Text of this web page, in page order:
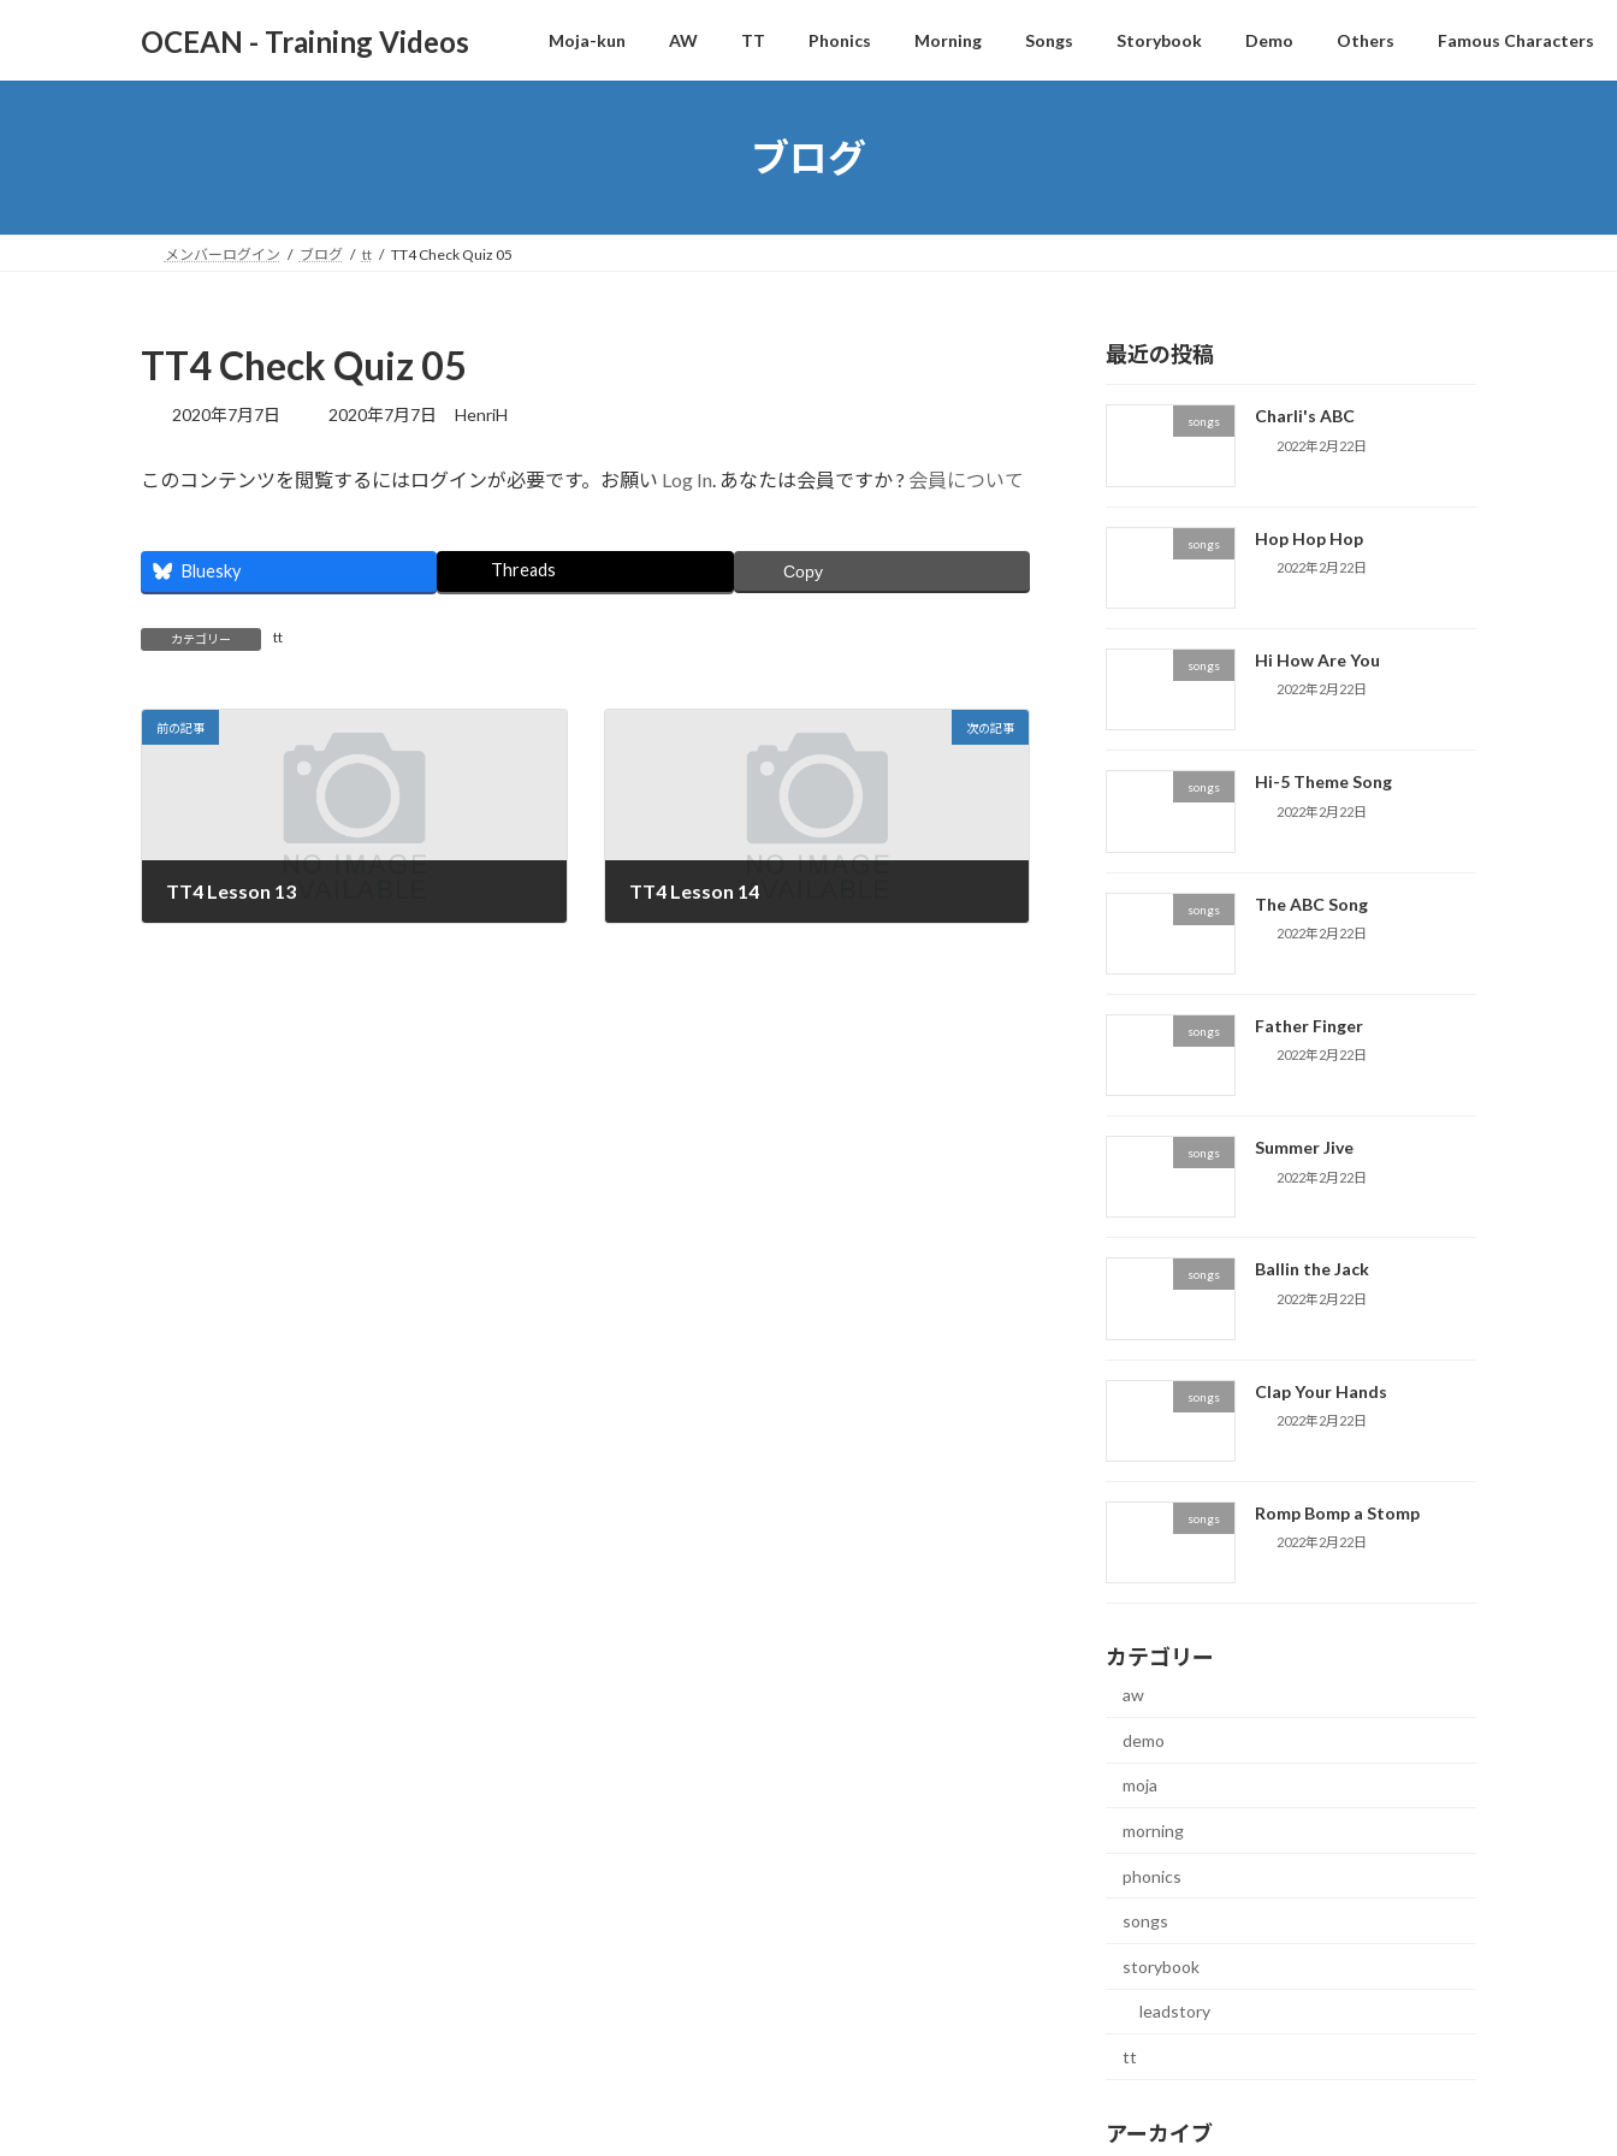
OCEAN - Training Videos Moja-kun AW TT Phonics Morning Songs Storybook Demo Others Famous Characters
ブログ
メンバーログイン ブログ tt TT4 Check Quiz 05
TT4 Check Quiz 05
2020年7月7日
最
新
:
2020年7月7日 HenriH
このコンテンツを閲覧するにはログインが必要です。お願い Log In . あなたは会員ですか ? 会員について
Bluesky Threads Copy
カテゴリー tt
前の記事
TT4 Lesson 13
次の記事
TT4 Lesson 14
最近の投稿
songs Charli's ABC
2022年2月22日
songs Hop Hop Hop
2022年2月22日
songs Hi How Are You
2022年2月22日
songs Hi-5 Theme Song
2022年2月22日
songs The ABC Song
2022年2月22日
songs Father Finger
2022年2月22日
songs Summer Jive
2022年2月22日
songs Ballin the Jack
2022年2月22日
songs Clap Your Hands
2022年2月22日
songs Romp Bomp a Stomp
2022年2月22日
カテゴリー
aw
demo
moja
morning
phonics
songs
storybook
leadstory
tt
アーカイブ